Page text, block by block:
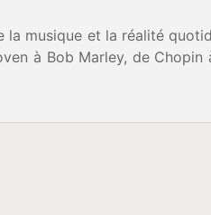
musique et la réalité
à Bob Marley, de Chopin